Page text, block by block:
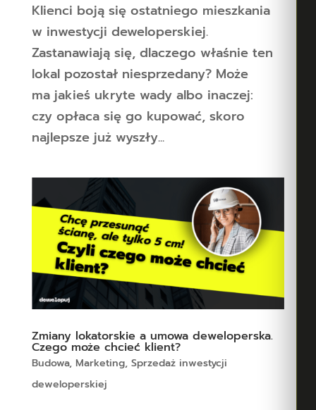
Klienci boją się ostatniego mieszkania
w inwestycji deweloperskiej.
Zastanawiają się, dlaczego właśnie ten
lokal pozostał niesprzedany? Może
ma jakieś ukryte wady albo inaczej:
czy opłaca się go kupować, skoro
najlepsze już wyszły...
Zmiany lokatorskie a umowa deweloperska.
Czego może chcieć klient?
Budowa, Marketing, Sprzedaż inwestycji
deweloperskiej